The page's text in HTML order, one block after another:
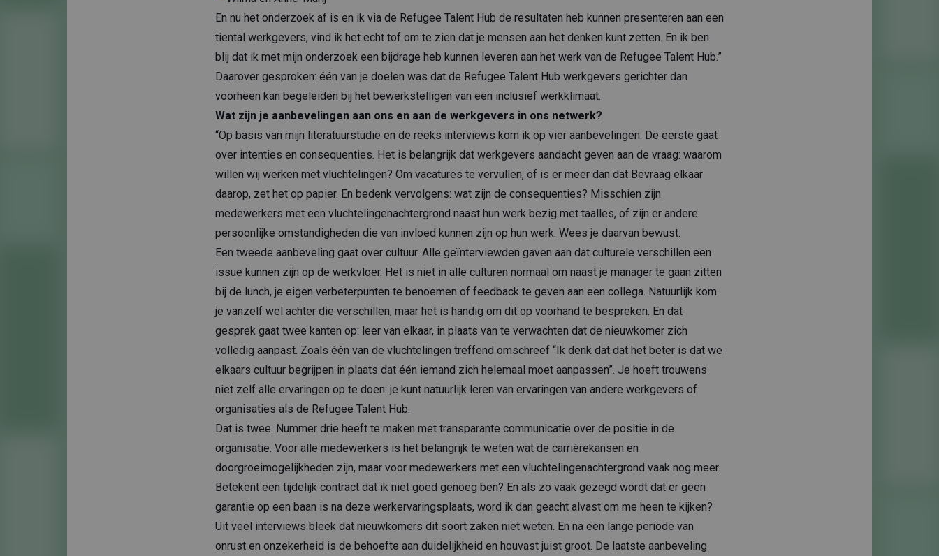
En nu het onderzoek af is en ik via de Refugee Talent Hub de resultaten heb kunnen presenteren aan een
tiental werkgevers, vind ik het echt tof om te zien dat je mensen aan het denken kunt zetten. En ik ben
blij dat ik met mijn onderzoek een bijdrage heb kunnen leveren aan het werk van de Refugee Talent Hub.”
Daarover gesproken: één van je doelen was dat de Refugee Talent Hub werkgevers gerichter dan
voorheen kan begeleiden bij het bewerkstelligen van een inclusief werkklimaat.
Wat zijn je aanbevelingen aan ons en aan de werkgevers in ons netwerk?
“Op basis van mijn literatuurstudie en de reeks interviews kom ik op vier aanbevelingen. De eerste gaat
over intenties en consequenties. Het is belangrijk dat werkgevers aandacht geven aan de vraag: waarom
willen wij werken met vluchtelingen? Om vacatures te vervullen, of is er meer dan dat Bevraag elkaar
daarop, zet het op papier. En bedenk vervolgens: wat zijn de consequenties? Misschien zijn
medewerkers met een vluchtelingenachtergrond naast hun werk bezig met taalles, of zijn er andere
persoonlijke omstandigheden die van invloed kunnen zijn op hun werk. Wees je daarvan bewust.
Een tweede aanbeveling gaat over cultuur. Alle geïnterviewden gaven aan dat culturele verschillen een
issue kunnen zijn op de werkvloer. Het is niet in alle culturen normaal om naast je manager te gaan zitten
bij de lunch, je eigen verbeterpunten te benoemen of feedback te geven aan een collega. Natuurlijk kom
je vanzelf wel achter die verschillen, maar het is handig om dit op voorhand te bespreken. En dat
gesprek gaat twee kanten op: leer van elkaar, in plaats van te verwachten dat de nieuwkomer zich
volledig aanpast. Zoals één van de vluchtelingen treffend omschreef “Ik denk dat dat het beter is dat we
elkaars cultuur begrijpen in plaats dat één iemand zich helemaal moet aanpassen”. Je hoeft trouwens
niet zelf alle ervaringen op te doen: je kunt natuurlijk leren van ervaringen van andere werkgevers of
organisaties als de Refugee Talent Hub.
Dat is twee. Nummer drie heeft te maken met transparante communicatie over de positie in de
organisatie. Voor alle medewerkers is het belangrijk te weten wat de carrièrekansen en
doorgroeimogelijkheden zijn, maar voor medewerkers met een vluchtelingenachtergrond vaak nog meer.
Betekent een tijdelijk contract dat ik niet goed genoeg ben? En als zo vaak gezegd wordt dat er geen
garantie op een baan is na deze werkervaringsplaats, word ik dan geacht alvast om me heen te kijken?
Uit veel interviews bleek dat nieuwkomers dit soort zaken niet weten. En na een lange periode van
onrust en onzekerheid is de behoefte aan duidelijkheid en houvast juist groot. De laatste aanbeveling